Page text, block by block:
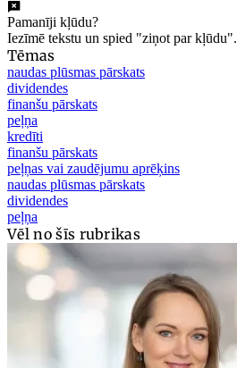
Pamanīji kļūdu?
Iezīmē tekstu un spied "ziņot par kļūdu".
Tēmas
naudas plūsmas pārskats
dividendes
finanšu pārskats
peļņa
kredīti
finanšu pārskats
peļņas vai zaudējumu aprēķins
naudas plūsmas pārskats
dividendes
peļņa
Vēl no šīs rubrikas